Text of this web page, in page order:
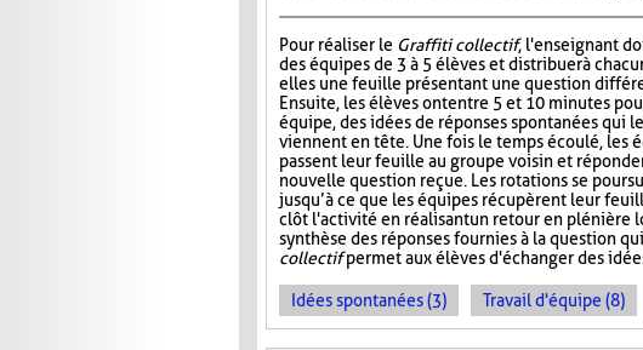
Pour réaliser le Graffiti collectif, l'enseignant
des équipes de 3 à 5 élèves et distribuer à
elles une feuille présentant une question
Ensuite, les élèves ont entre 5 et 10 minutes
équipe, des idées de réponses spontanées qui
viennent en tête. Une fois le temps écoulé, les
passent leur feuille au groupe voisin et
nouvelle question reçue. Les rotations se
jusqu’à ce que les équipes récupèrent leur
clôt l'activité en réalisant un retour en plénière
synthèse des réponses fournies à la question
collectifpermet aux élèves d'échanger des
Idées spontanées (3) Travail d'équipe (8)